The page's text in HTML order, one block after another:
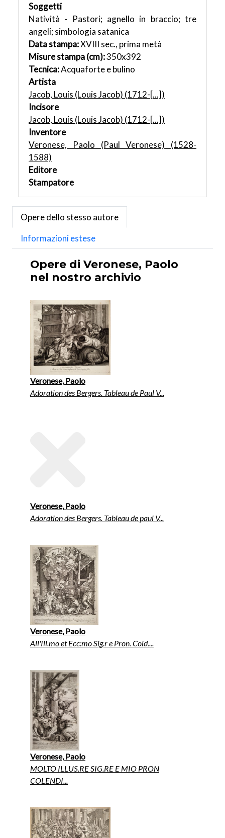
Soggetti
Natività - Pastori; agnello in braccio; tre
angeli; simbologia satanica
Data stampa:XVIII sec., prima metà
Misure stampa (cm):350x392
Tecnica:Acquaforte e bulino
Artista
Jacob, Louis (Louis Jacob) (1712-[...])
Incisore
Jacob, Louis (Louis Jacob) (1712-[...])
Inventore
Veronese, Paolo (Paul Veronese) (1528-
1588)
Editore
Stampatore
Opere dello stesso autore
Informazioni estese
Opere di Veronese, Paolo
nel nostro archivio
Veronese, Paolo
Adoration des Bergers. Tableau de Paul V...
Veronese, Paolo
Adoration des Bergers. Tableau de paul V...
Veronese, Paolo
All'Ill.mo et Ecc:mo Sig.r e Pron. Cold....
Veronese, Paolo
MOLTO ILLUS.RE SIG.RE E MIO PRON
COLENDI...